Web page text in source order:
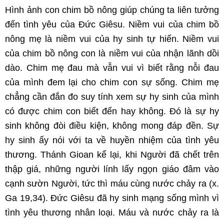
Hình ảnh con chim bồ nông giúp chúng ta liên tưởng
đến tình yêu của Đức Giêsu. Niềm vui của chim bồ
nông mẹ là niềm vui của hy sinh tự hiến. Niềm vui
của chim bồ nông con là niềm vui của nhận lãnh dồi
dào. Chim mẹ đau mà vẫn vui vì biết rằng nỗi đau
của mình đem lại cho chim con sự sống. Chim mẹ
chẳng cần đắn đo suy tính xem sự hy sinh của mình
có được chim con biết đến hay không. Đó là sự hy
sinh không đòi điều kiện, không mong đáp đền. Sự
hy sinh ấy nói với ta về huyền nhiệm của tình yêu
thương. Thánh Gioan kể lại, khi Người đã chết trên
thập giá, những người lính lấy ngọn giáo đâm vào
cạnh sườn Người, tức thì máu cùng nước chảy ra (x.
Ga 19,34). Đức Giêsu đã hy sinh mạng sống mình vì
tình yêu thương nhân loại. Máu và nước chảy ra là